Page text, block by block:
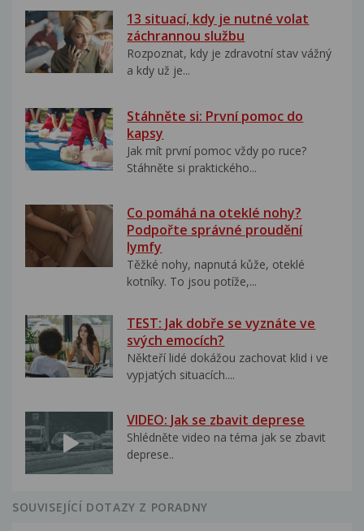
13 situací, kdy je nutné volat
záchrannou službu
Rozpoznat, kdy je zdravotní stav vážný
a kdy už je...
Stáhněte si: První pomoc do
kapsy
Jak mít první pomoc vždy po ruce?
Stáhněte si praktického...
Co pomáhá na oteklé nohy?
Podpořte správné proudění
lymfy
Těžké nohy, napnutá kůže, oteklé
kotníky. To jsou potíže,...
TEST: Jak dobře se vyznáte ve
svých emocích?
Někteří lidé dokážou zachovat klid i ve
vypjatých situacích....
VIDEO: Jak se zbavit deprese
Shlédněte video na téma jak se zbavit
deprese..
SOUVISEJÍCÍ DOTAZY Z PORADNY